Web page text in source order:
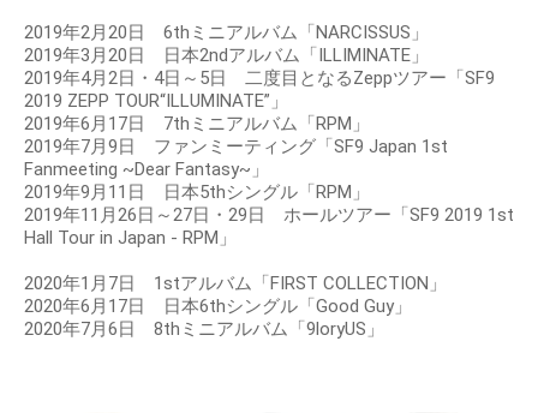
2019年2月20日 6thミニアルバム「NARCISSUS」
2019年3月20日 日本2ndアルバム「ILLIMINATE」
2019年4月2日・4日～5日 二度目となるZeppツアー「SF9
2019 ZEPP TOUR“ILLUMINATE”」
2019年6月17日 7thミニアルバム「RPM」
2019年7月9日 ファンミーティング「SF9 Japan 1st
Fanmeeting ~Dear Fantasy~」
2019年9月11日 日本5thシングル「RPM」
2019年11月26日～27日・29日 ホールツアー「SF9 2019 1st
Hall Tour in Japan - RPM」
2020年1月7日 1stアルバム「FIRST COLLECTION」
2020年6月17日 日本6thシングル「Good Guy」
2020年7月6日 8thミニアルバム「9loryUS」